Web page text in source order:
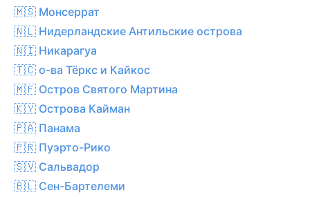
🇲🇸 Монсеррат
🇳🇱 Нидерландские Антильские острова
🇳🇮 Никарагуа
🇹🇨 о-ва Тёркс и Кайкос
🇲🇫 Остров Святого Мартина
🇰🇾 Острова Кайман
🇵🇦 Панама
🇵🇷 Пуэрто-Рико
🇸🇻 Сальвадор
🇧🇱 Сен-Бартелеми